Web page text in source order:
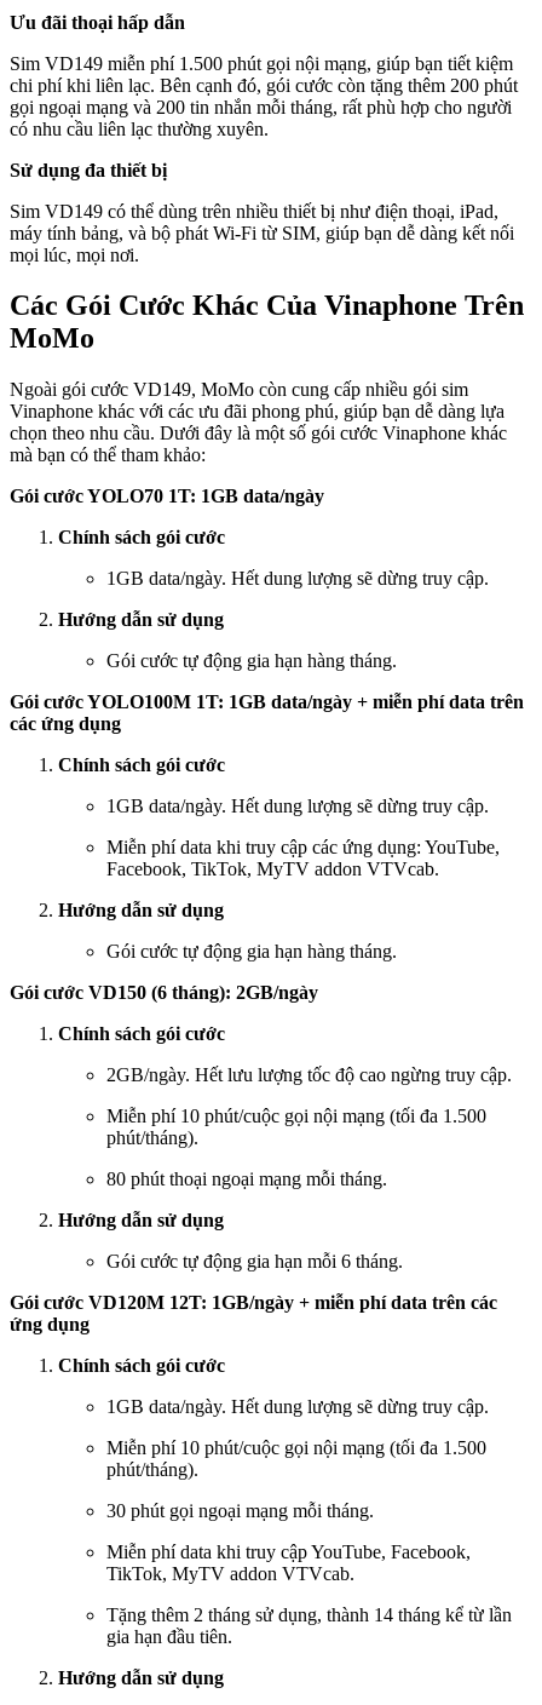
Ưu đãi thoại hấp dẫn
Sim VD149 miễn phí 1.500 phút gọi nội mạng, giúp bạn tiết kiệm
chi phí khi liên lạc. Bên cạnh đó, gói cước còn tặng thêm 200 phút
gọi ngoại mạng và 200 tin nhắn mỗi tháng, rất phù hợp cho người
có nhu cầu liên lạc thường xuyên.
Sử dụng đa thiết bị
Sim VD149 có thể dùng trên nhiều thiết bị như điện thoại, iPad,
máy tính bảng, và bộ phát Wi-Fi từ SIM, giúp bạn dễ dàng kết nối
mọi lúc, mọi nơi.
Các Gói Cước Khác Của Vinaphone Trên
MoMo
Ngoài gói cước VD149, MoMo còn cung cấp nhiều gói sim
Vinaphone khác với các ưu đãi phong phú, giúp bạn dễ dàng lựa
chọn theo nhu cầu. Dưới đây là một số gói cước Vinaphone khác
mà bạn có thể tham khảo:
Gói cước YOLO70 1T: 1GB data/ngày
Chính sách gói cước
1GB data/ngày. Hết dung lượng sẽ dừng truy cập.
Hướng dẫn sử dụng
Gói cước tự động gia hạn hàng tháng.
Gói cước YOLO100M 1T: 1GB data/ngày + miễn phí data trên
các ứng dụng
Chính sách gói cước
1GB data/ngày. Hết dung lượng sẽ dừng truy cập.
Miễn phí data khi truy cập các ứng dụng: YouTube,
Facebook, TikTok, MyTV addon VTVcab.
Hướng dẫn sử dụng
Gói cước tự động gia hạn hàng tháng.
Gói cước VD150 (6 tháng): 2GB/ngày
Chính sách gói cước
2GB/ngày. Hết lưu lượng tốc độ cao ngừng truy cập.
Miễn phí 10 phút/cuộc gọi nội mạng (tối đa 1.500
phút/tháng).
80 phút thoại ngoại mạng mỗi tháng.
Hướng dẫn sử dụng
Gói cước tự động gia hạn mỗi 6 tháng.
Gói cước VD120M 12T: 1GB/ngày + miễn phí data trên các
ứng dụng
Chính sách gói cước
1GB data/ngày. Hết dung lượng sẽ dừng truy cập.
Miễn phí 10 phút/cuộc gọi nội mạng (tối đa 1.500
phút/tháng).
30 phút gọi ngoại mạng mỗi tháng.
Miễn phí data khi truy cập YouTube, Facebook,
TikTok, MyTV addon VTVcab.
Tặng thêm 2 tháng sử dụng, thành 14 tháng kể từ lần
gia hạn đầu tiên.
Hướng dẫn sử dụng